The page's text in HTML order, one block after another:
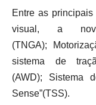
Entre as
visual, a
(TNGA);
sistema de
(AWD); Sistema
Sense”(TSS).